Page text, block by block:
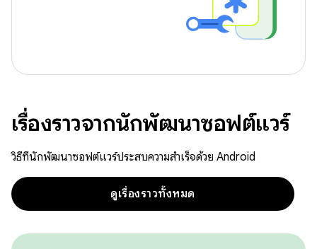
เรื่องราวจากนักพัฒนาซอฟต์แวร์
วิธีที่นักพัฒนาซอฟต์แวร์ประสบความสำเร็จด้วย Android
ดูเรื่องราวทั้งหมด